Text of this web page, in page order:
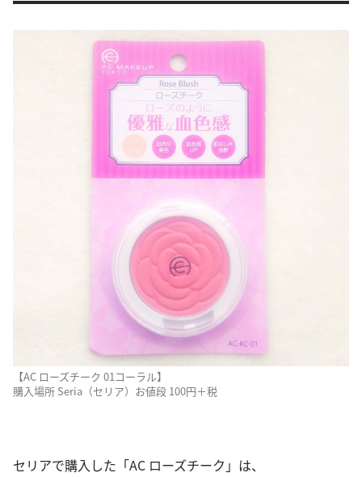
【AC ローズチーク 01コーラル】
購入場所 Seria（セリア）お値段 100円＋税
セリアで購入した「AC ローズチーク」は、